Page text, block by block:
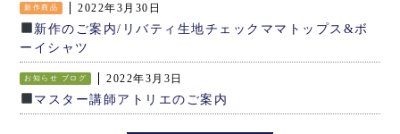
新作商品 2022年3月30日
新作のご案内/リバティ生地チェックママトップス&ボ
ーイシャツ
お知らせ ブログ 2022年3月3日
マスター講師アトリエのご案内